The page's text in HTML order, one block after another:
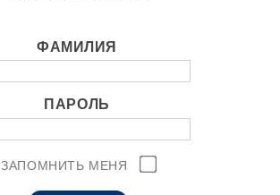
ФАМИЛИЯ
ПАРОЛЬ
ЗАПОМНИТЬ МЕНЯ